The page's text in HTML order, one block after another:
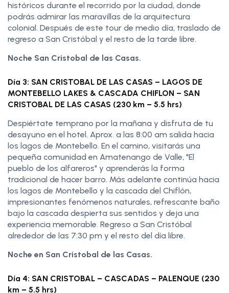
históricos durante el recorrido por la ciudad, donde
podrás admirar las maravillas de la arquitectura
colonial. Después de este tour de medio día, traslado de
regreso a San Cristóbal y el resto de la tarde libre.
Noche San Cristobal de las Casas.
Día 3: SAN CRISTOBAL DE LAS CASAS – LAGOS DE
MONTEBELLO LAKES & CASCADA CHIFLON – SAN
CRISTOBAL DE LAS CASAS (230 km – 5.5 hrs)
Despiértate temprano por la mañana y disfruta de tu
desayuno en el hotel. Aprox. a las 8:00 am salida hacia
los lagos de Montebello. En el camino, visitarás una
pequeña comunidad en Amatenango de Valle, "El
pueblo de los alfareros" y aprenderás la forma
tradicional de hacer barro. Más adelante continúa hacia
los lagos de Montebello y la cascada del Chiflón,
impresionantes fenómenos naturales, refrescante baño
bajo la cascada despierta sus sentidos y deja una
experiencia memorable. Regreso a San Cristóbal
alrededor de las 7:30 pm y el resto del día libre.
Noche en San Cristobal de las Casas.
Día 4: SAN CRISTOBAL – CASCADAS – PALENQUE (230
km – 5.5 hrs)